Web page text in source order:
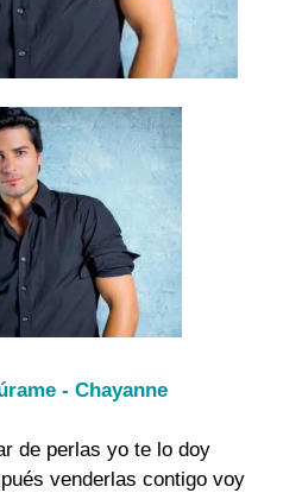
- Chayanne
de perlas yo te lo doy
venderlas contigo voy